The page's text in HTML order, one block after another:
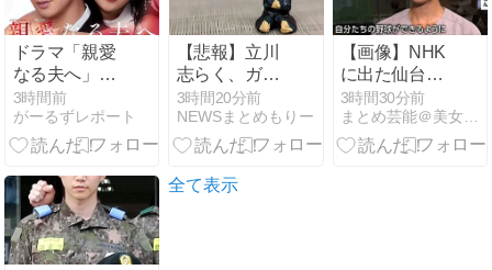
ドラマ「親愛
なる夫へ」を
語ろう
3時間前
がーるずレポート
【悲報】立川
志らく、ガチ
でブチギレて
しま
う！！！！！！
3時間20分前
NEWSまとめもりー
【画像】NHK
に出た仙台育
英の野球部JK
マネージャ
ー、ガチで可
3時間30分前
まとめ芸能＠美女画像まとめブログ
全て表示